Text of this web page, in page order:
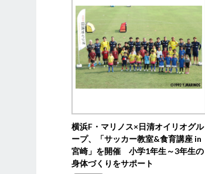
横浜F・マリノス×日清オイリオグル
ープ、「サッカー教室&食育講座 in
宮崎」を開催 小学1年生～3年生の
身体づくりをサポート